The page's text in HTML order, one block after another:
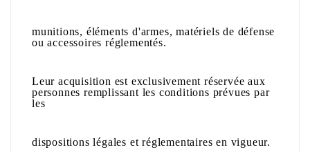
munitions, éléments d'armes, matériels de défense
ou accessoires réglementés.
Leur acquisition est exclusivement réservée aux
personnes remplissant les conditions prévues par
les
dispositions légales et réglementaires en vigueur.